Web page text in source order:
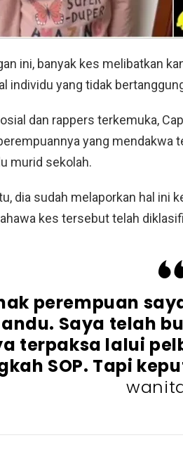
ini, banyak kes melibatkan
individu yang tidak
dan rappers terkemuka,
yang mendakwa
murid sekolah.
dia sudah melaporkan hal ini
kes tersebut telah
perempuan
Saya telah
terpaksa lalui
SOP. Tapi